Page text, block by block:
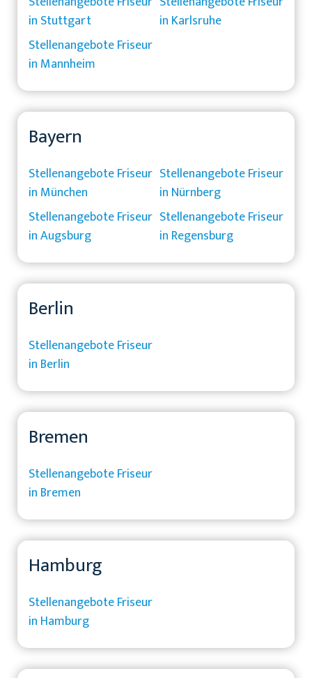
in Stuttgart
in Karlsruhe
Stellenangebote Friseur
in Mannheim
Bayern
Stellenangebote Friseur
in München
Stellenangebote Friseur
in Nürnberg
Stellenangebote Friseur
in Augsburg
Stellenangebote Friseur
in Regensburg
Berlin
Stellenangebote Friseur
in Berlin
Bremen
Stellenangebote Friseur
in Bremen
Hamburg
Stellenangebote Friseur
in Hamburg